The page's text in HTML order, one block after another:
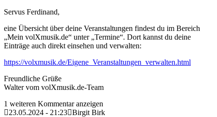
Servus Ferdinand,
eine Übersicht über deine Veranstaltungen findest du im Bereich
„Mein volXmusik.de“ unter „Termine“. Dort kannst du deine
Einträge auch direkt einsehen und verwalten:
https://volxmusik.de/Eigene_Veranstaltungen_verwalten.html
Freundliche Grüße
Walter vom volXmusik.de-Team
1 weiteren Kommentar anzeigen
23.05.2024 - 21:23 Birgit Birk